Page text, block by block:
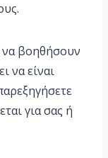
να βοηθήσουν
να είναι
για σας ή